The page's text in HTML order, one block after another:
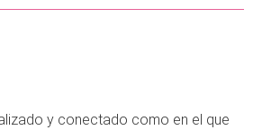
y conectado como en el que